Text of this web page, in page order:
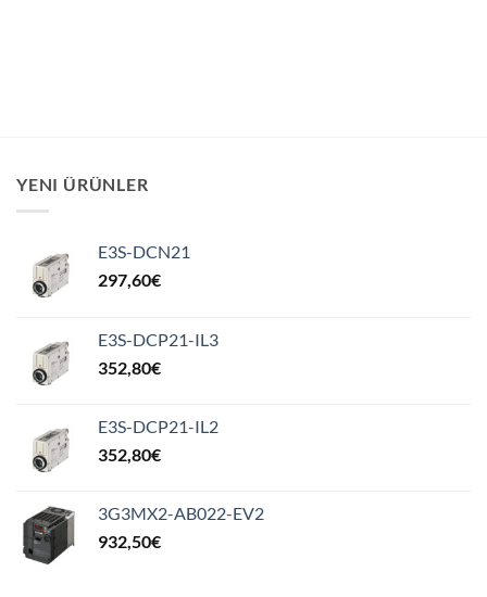
YENI ÜRÜNLER
E3S-DCN21
297,60€
E3S-DCP21-IL3
352,80€
E3S-DCP21-IL2
352,80€
3G3MX2-AB022-EV2
932,50€